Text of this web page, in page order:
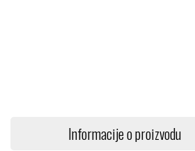
Informacije o proizvodu